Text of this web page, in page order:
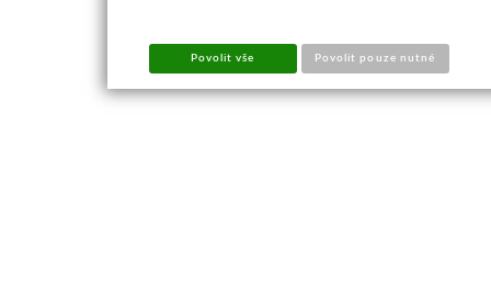
Povolit vše Povolit pouze nutné